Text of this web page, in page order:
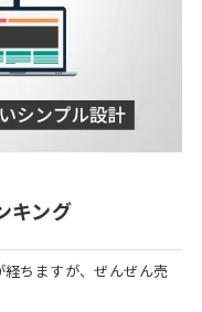
キング
ちますが、ぜんぜん売